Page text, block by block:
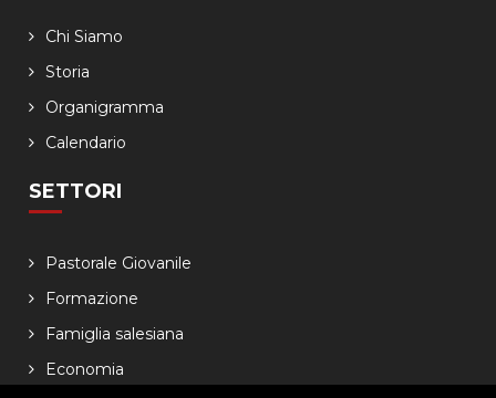
Chi Siamo
Storia
Organigramma
Calendario
SETTORI
Pastorale Giovanile
Formazione
Famiglia salesiana
Economia